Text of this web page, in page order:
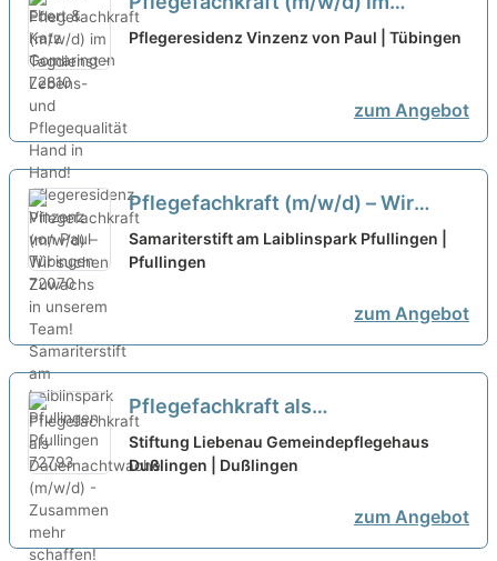
Tagdienst - Lebens- und
Pflegeresidenz Vinzenz von Paul | Tübingen
zum Angebot
Pflegefachkraft (m/w/d) – Wir
suchen Zuwachs in unserem Team!
neu
Samariterstift am Laiblinspark Pfullingen |
Pfullingen
zum Angebot
Pflegefachkraft als
Dauernachtwache (m/w/d) -
Zusammen mehr schaffen!
Stiftung Liebenau Gemeindepflegehaus
Dußlingen | Dußlingen
zum Angebot